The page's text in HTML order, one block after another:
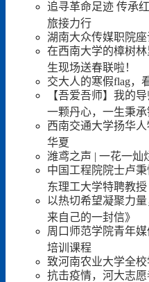
追寻革命足迹 传承
旅接力行
湖南大众传媒职院
在西南大学的樟树
生现场送春联啦！
交大人的寒假flag，
【吾爱吾师】我的导
一颗丹心，一生秉承
西南交通大学扬华
华夏
潍鸢之声 | 一花一灿
中国工程院院士卢
东理工大学特聘教授
以热切希望凝聚力
来自己的一封信》
周口师范学院青年
培训课程
致河南农业大学全
抗击疫情，河大志愿